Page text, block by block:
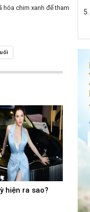
hóa chim xanh để tham
hiện ra sao?